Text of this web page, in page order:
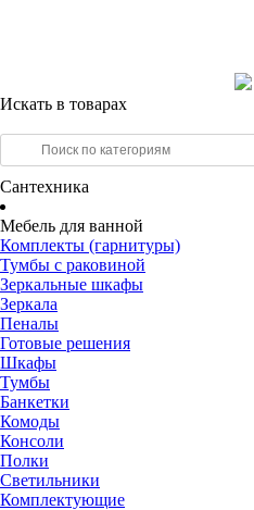
Искать в товарах
Сантехника
Мебель для ванной
Комплекты (гарнитуры)
Тумбы с раковиной
Зеркальные шкафы
Зеркала
Пеналы
Готовые решения
Шкафы
Тумбы
Банкетки
Комоды
Консоли
Полки
Светильники
Комплектующие